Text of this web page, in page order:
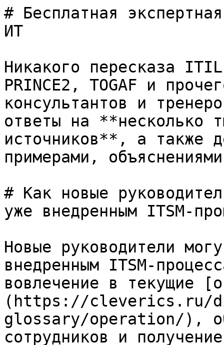
# Бесплатная
ИТ
Никакого пересказа
PRINCE2, TOGAF и
консультантов и
ответы на **несколько
источников**, а также
примерами,
# Как новые
уже внедренным ITSM-
Новые руководители
внедренным ITSM-
вовлечение в текущие
(https://cleverics.ru/
glossary/operation/),
сотрудников и